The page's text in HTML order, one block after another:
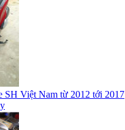
SH Việt Nam từ 2012 tới 2017